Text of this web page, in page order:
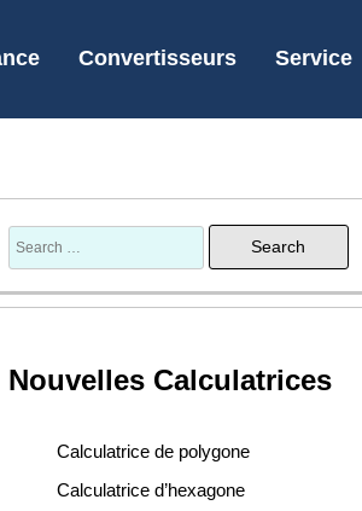
Convertisseurs Service
Nouvelles Calculatrices
Calculatrice de polygone
Calculatrice d’hexagone